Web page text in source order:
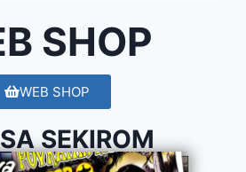
SHOP
WEB SHOP
SEKIROM